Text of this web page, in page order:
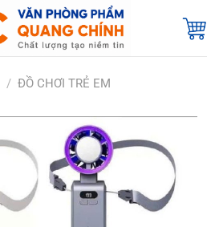
/ ĐỒ CHƠI TRẺ EM